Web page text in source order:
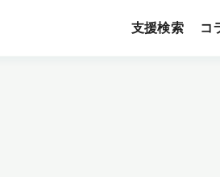
支援検索 コ